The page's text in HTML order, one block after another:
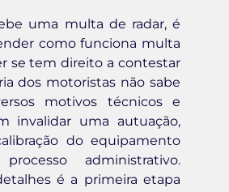
uma multa de radar, é
como funciona multa
se tem direito a contestar
dos motoristas não sabe
motivos técnicos e
invalidar uma autuação,
do equipamento
administrativo.
é a primeira etapa